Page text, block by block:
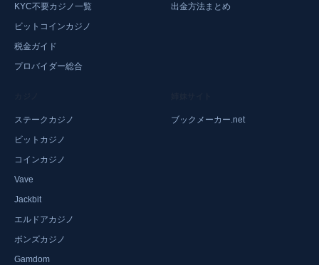
KYC不要カジノ一覧
ビットコインカジノ
税金ガイド
プロバイダー総合
出金方法まとめ
ステークカジノ
ビットカジノ
コインカジノ
Vave
Jackbit
エルドアカジノ
ボンズカジノ
Gamdom
ブックメーカー.net